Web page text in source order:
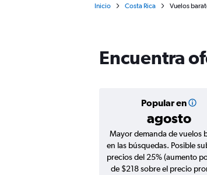
Inicio Costa Rica Vuelos
Encuentra
Popular en
agosto
Mayor demanda de vuelos
en las búsquedas. Posible
precios del 25% (aumento
de $218 sobre el precio